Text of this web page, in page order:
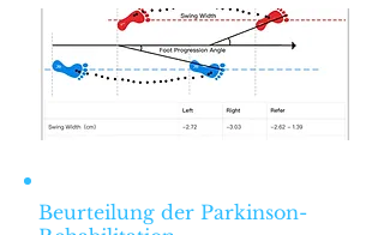
Beurteilung der Parkinson-